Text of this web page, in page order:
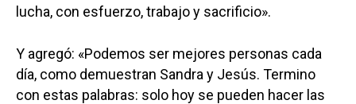
lucha, con esfuerzo, trabajo y sacrificio».
Y agregó: «Podemos ser mejores personas cada
día, como demuestran Sandra y Jesús. Termino
con estas palabras: solo hoy se pueden hacer las